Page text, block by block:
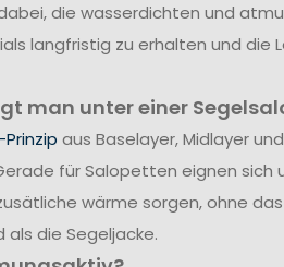
die wasserdichten und
langfristig zu erhalten und die
man unter einer
aus Baselayer, Midlayer
für Salopetten eignen sich
wärme sorgen, ohne
als die Segeljacke.